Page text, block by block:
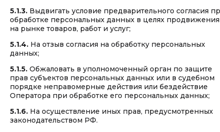
5.1.3. Выдвигать условие предварительного согласия
обработке персональных данных в целях продвижения
на рынке товаров, работ и услуг;
5.1.4. На отзыв согласия на обработку персональных
данных;
5.1.5. Обжаловать в уполномоченный орган по защите
прав субъектов персональных данных или в судебном
порядке неправомерные действия или бездействие
Оператора при обработке его персональных данных;
5.1.6. На осуществление иных прав, предусмотренных
законодательством РФ.